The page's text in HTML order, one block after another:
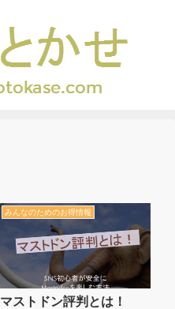
みんなのためのお得情報
マストドン評判とは！